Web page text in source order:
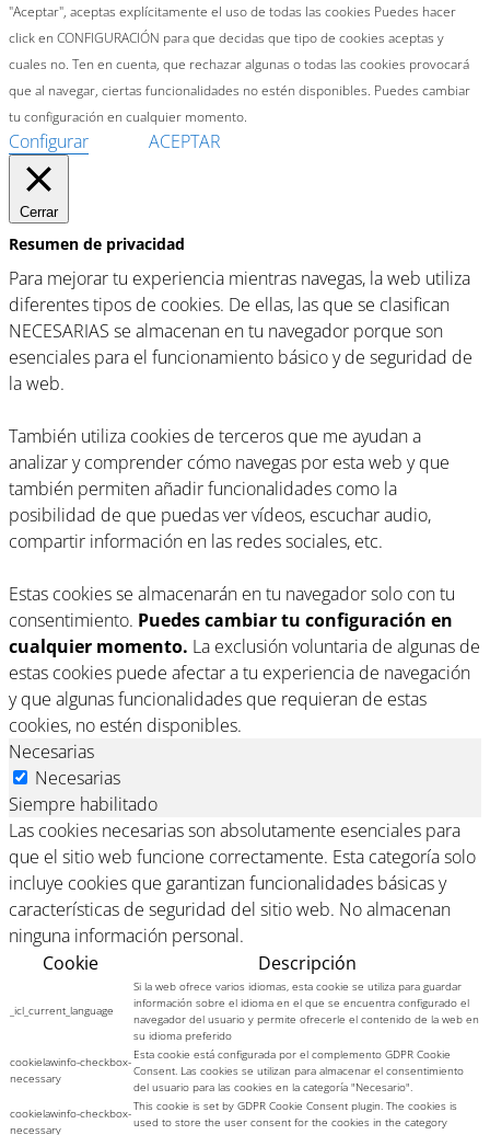
"Aceptar", aceptas explícitamente el uso de todas las cookies Puedes hacer
click en CONFIGURACIÓN para que decidas que tipo de cookies aceptas y
cuales no. Ten en cuenta, que rechazar algunas o todas las cookies provocará
que al navegar, ciertas funcionalidades no estén disponibles. Puedes cambiar
tu configuración en cualquier momento.
Configurar ACEPTAR
Cerrar
Resumen de privacidad
Para mejorar tu experiencia mientras navegas, la web utiliza
diferentes tipos de cookies. De ellas, las que se clasifican
NECESARIAS se almacenan en tu navegador porque son
esenciales para el funcionamiento básico y de seguridad de
la web.
También utiliza cookies de terceros que me ayudan a
analizar y comprender cómo navegas por esta web y que
también permiten añadir funcionalidades como la
posibilidad de que puedas ver vídeos, escuchar audio,
compartir información en las redes sociales, etc.
Estas cookies se almacenarán en tu navegador solo con tu
consentimiento. Puedes cambiar tu configuración en
cualquier momento. La exclusión voluntaria de algunas de
estas cookies puede afectar a tu experiencia de navegación
y que algunas funcionalidades que requieran de estas
cookies, no estén disponibles.
Necesarias
Necesarias
Siempre habilitado
Las cookies necesarias son absolutamente esenciales para
que el sitio web funcione correctamente. Esta categoría solo
incluye cookies que garantizan funcionalidades básicas y
características de seguridad del sitio web. No almacenan
ninguna información personal.
Cookie
Descripción
_icl_current_language
Si la web ofrece varios idiomas, esta cookie se utiliza para guardar
información sobre el idioma en el que se encuentra configurado el
navegador del usuario y permite ofrecerle el contenido de la web en
su idioma preferido
cookielawinfo-checkbox-
necessary
Esta cookie está configurada por el complemento GDPR Cookie
Consent. Las cookies se utilizan para almacenar el consentimiento
del usuario para las cookies en la categoría "Necesario".
cookielawinfo-checkbox-
necessary
This cookie is set by GDPR Cookie Consent plugin. The cookies is
used to store the user consent for the cookies in the category